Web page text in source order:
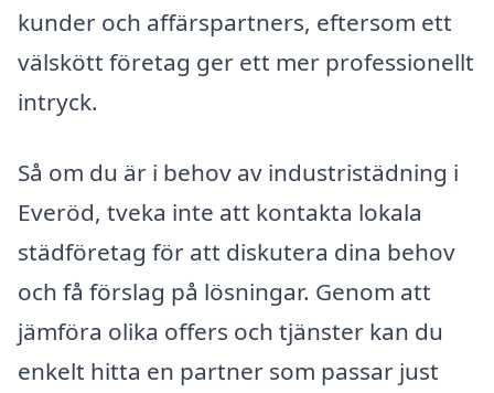
kunder och affärspartners, eftersom ett
välskött företag ger ett mer professionellt
intryck.
Så om du är i behov av industristädning i
Everöd, tveka inte att kontakta lokala
städföretag för att diskutera dina behov
och få förslag på lösningar. Genom att
jämföra olika offers och tjänster kan du
enkelt hitta en partner som passar just